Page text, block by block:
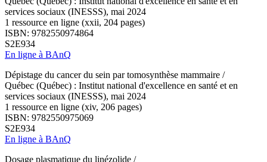
services sociaux (INESSS), mai 2024
1 ressource en ligne (xxii, 204 pages)
ISBN: 9782550974864
S2E934
En ligne à BAnQ
Dépistage du cancer du sein par tomosynthèse mammaire /
Québec (Québec) : Institut national d'excellence en santé et en
services sociaux (INESSS), mai 2024
1 ressource en ligne (xiv, 206 pages)
ISBN: 9782550975069
S2E934
En ligne à BAnQ
Dosage plasmatique du linézolide /